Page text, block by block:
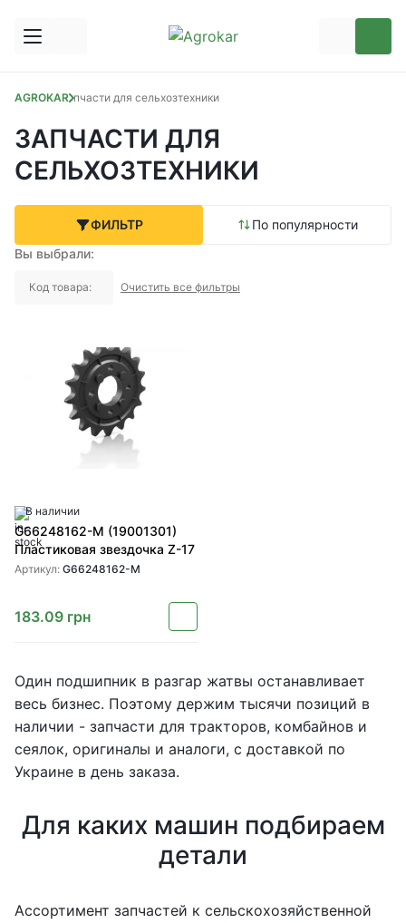
AGROKARЗапчасти для сельхозтехники
ЗАПЧАСТИ ДЛЯ
СЕЛЬХОЗТЕХНИКИ
ФИЛЬТР
По популярности
Вы выбрали:
Код товара: Очистить все фильтры
В наличии
G66248162-M (19001301)
Пластиковая звездочка Z-17
Артикул: G66248162-M
183.09 грн
Один подшипник в разгар жатвы останавливает
весь бизнес. Поэтому держим тысячи позиций в
наличии - запчасти для тракторов, комбайнов и
сеялок, оригиналы и аналоги, с доставкой по
Украине в день заказа.
Для каких машин подбираем
детали
Ассортимент запчастей к сельскохозяйственной